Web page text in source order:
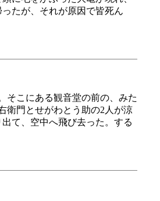
たが、それが原因で皆死ん
そこにある観音堂の前の、みた
衛門とせがわとう助の2人が涼
て、空中へ飛び去った。する